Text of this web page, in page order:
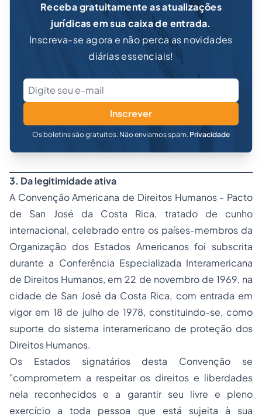
Receba gratuitamente as atualizações
jurídicas em sua caixa de entrada.
Inscreva-se agora e não perca as novidades
diárias essenciais!
Inscrever
Os boletins são gratuitos. Não enviamos spam. Privacidade
3. Da legitimidade ativa
A Convenção Americana de Direitos Humanos - Pacto
de San José da Costa Rica, tratado de cunho
internacional, celebrado entre os países-membros da
Organização dos Estados Americanos foi subscrita
durante a Conferência Especializada Interamericana
de Direitos Humanos, em 22 de novembro de 1969, na
cidade de San José da Costa Rica, com entrada em
vigor em 18 de julho de 1978, constituindo-se, como
suporte do sistema interamericano de proteção dos
Direitos Humanos.
Os Estados signatários desta Convenção se
"comprometem a respeitar os direitos e liberdades
nela reconhecidos e a garantir seu livre e pleno
exercício a toda pessoa que está sujeita à sua